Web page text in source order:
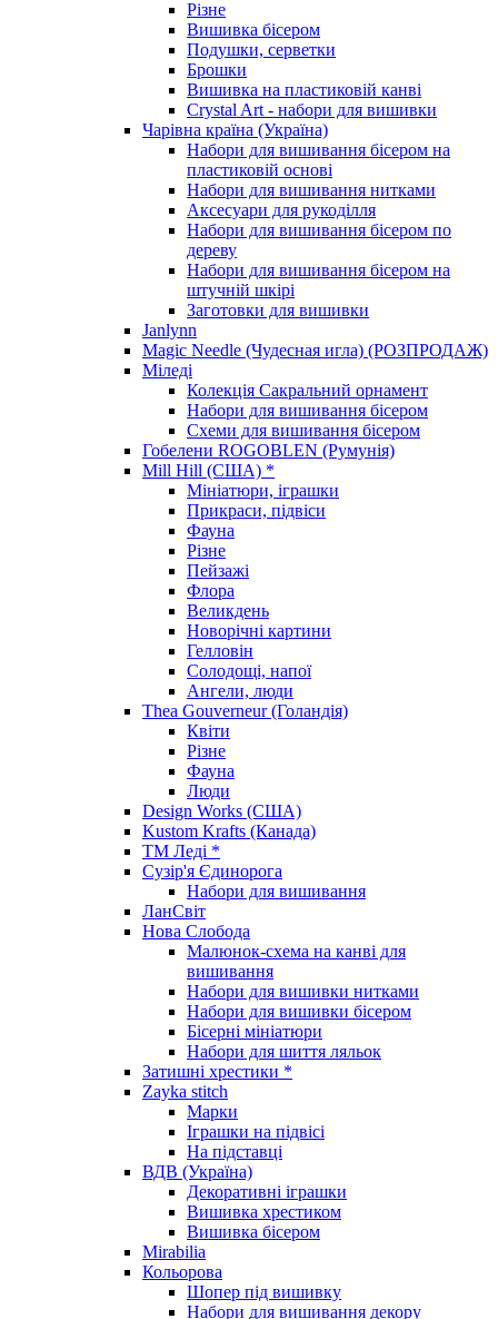
Різне
Вишивка бісером
Подушки, серветки
Брошки
Вишивка на пластиковій канві
Crystal Art - набори для вишивки
Чарівна країна (Україна)
Набори для вишивання бісером на
пластиковій основі
Набори для вишивання нитками
Аксесуари для рукоділля
Набори для вишивання бісером по
дереву
Набори для вишивання бісером на
штучній шкірі
Заготовки для вишивки
Janlynn
Magic Needle (Чудесная игла) (РОЗПРОДАЖ)
Міледі
Колекція Сакральний орнамент
Набори для вишивання бісером
Схеми для вишивання бісером
Гобелени ROGOBLEN (Румунія)
Mill Hill (США) *
Мініатюри, іграшки
Прикраси, підвіси
Фауна
Різне
Пейзажі
Флора
Великдень
Новорічні картини
Гелловін
Солодощі, напої
Ангели, люди
Thea Gouverneur (Голандія)
Квіти
Різне
Фауна
Люди
Design Works (США)
Kustom Krafts (Канада)
ТМ Леді *
Сузір'я Єдинорога
Набори для вишивання
ЛанСвіт
Нова Слобода
Малюнок-схема на канві для
вишивання
Набори для вишивки нитками
Набори для вишивки бісером
Бісерні мініатюри
Набори для шиття ляльок
Затишні хрестики *
Zayka stitch
Марки
Іграшки на підвісі
На підставці
ВДВ (Україна)
Декоративні іграшки
Вишивка хрестиком
Вишивка бісером
Mirabilia
Кольорова
Шопер під вишивку
Набори для вишивання декору